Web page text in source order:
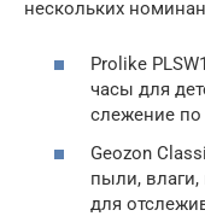
нескольких
Prolike
часы для
слежение по
Geozon
пыли, влаги,
для